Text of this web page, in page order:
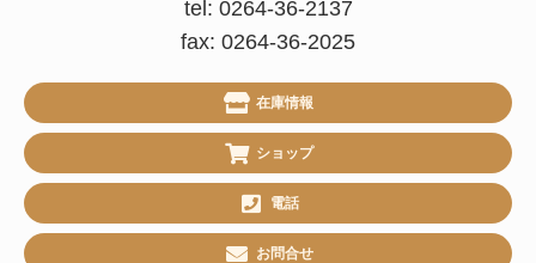
tel: 0264-36-2137
fax: 0264-36-2025
在庫情報
ショップ
電話
お問合せ